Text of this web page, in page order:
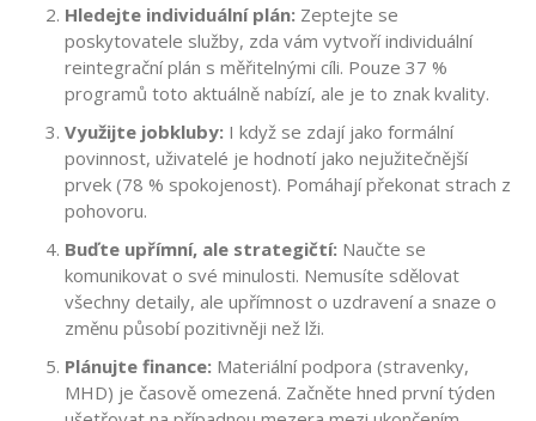
Hledejte individuální plán: Zeptejte se
poskytovatele služby, zda vám vytvoří individuální
reintegrační plán s měřitelnými cíli. Pouze 37 %
programů toto aktuálně nabízí, ale je to znak kvality.
Využijte jobkluby: I když se zdají jako formální
povinnost, uživatelé je hodnotí jako nejužitečnější
prvek (78 % spokojenost). Pomáhají překonat strach z
pohovoru.
Buďte upřímní, ale strategičtí: Naučte se
komunikovat o své minulosti. Nemusíte sdělovat
všechny detaily, ale upřímnost o uzdravení a snaze o
změnu působí pozitivněji než lži.
Plánujte finance: Materiální podpora (stravenky,
MHD) je časově omezená. Začněte hned první týden